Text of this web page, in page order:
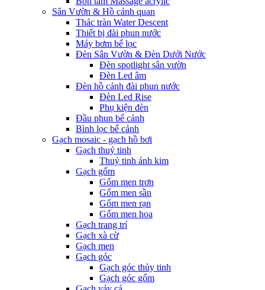
Sân Vườn & Hồ cảnh quan
Thác tràn Water Descent
Thiết bị đài phun nước
Máy bơm bể lọc
Đèn Sân Vườn & Đèn Dưới Nước
Đèn spotlight sân vườn
Đèn Led âm
Đèn hồ cảnh đài phun nước
Đèn Led Rise
Phụ kiện đèn
Đầu phun bể cảnh
Bình lọc bể cảnh
Gạch mosaic - gạch hồ bơi
Gạch thuỷ tinh
Thuỷ tinh ánh kim
Gạch gốm
Gốm men trơn
Gốm men sần
Gốm men rạn
Gốm men hoa
Gạch trang trí
Gạch xà cừ
Gạch men
Gạch góc
Gạch góc thủy tinh
Gạch góc gốm